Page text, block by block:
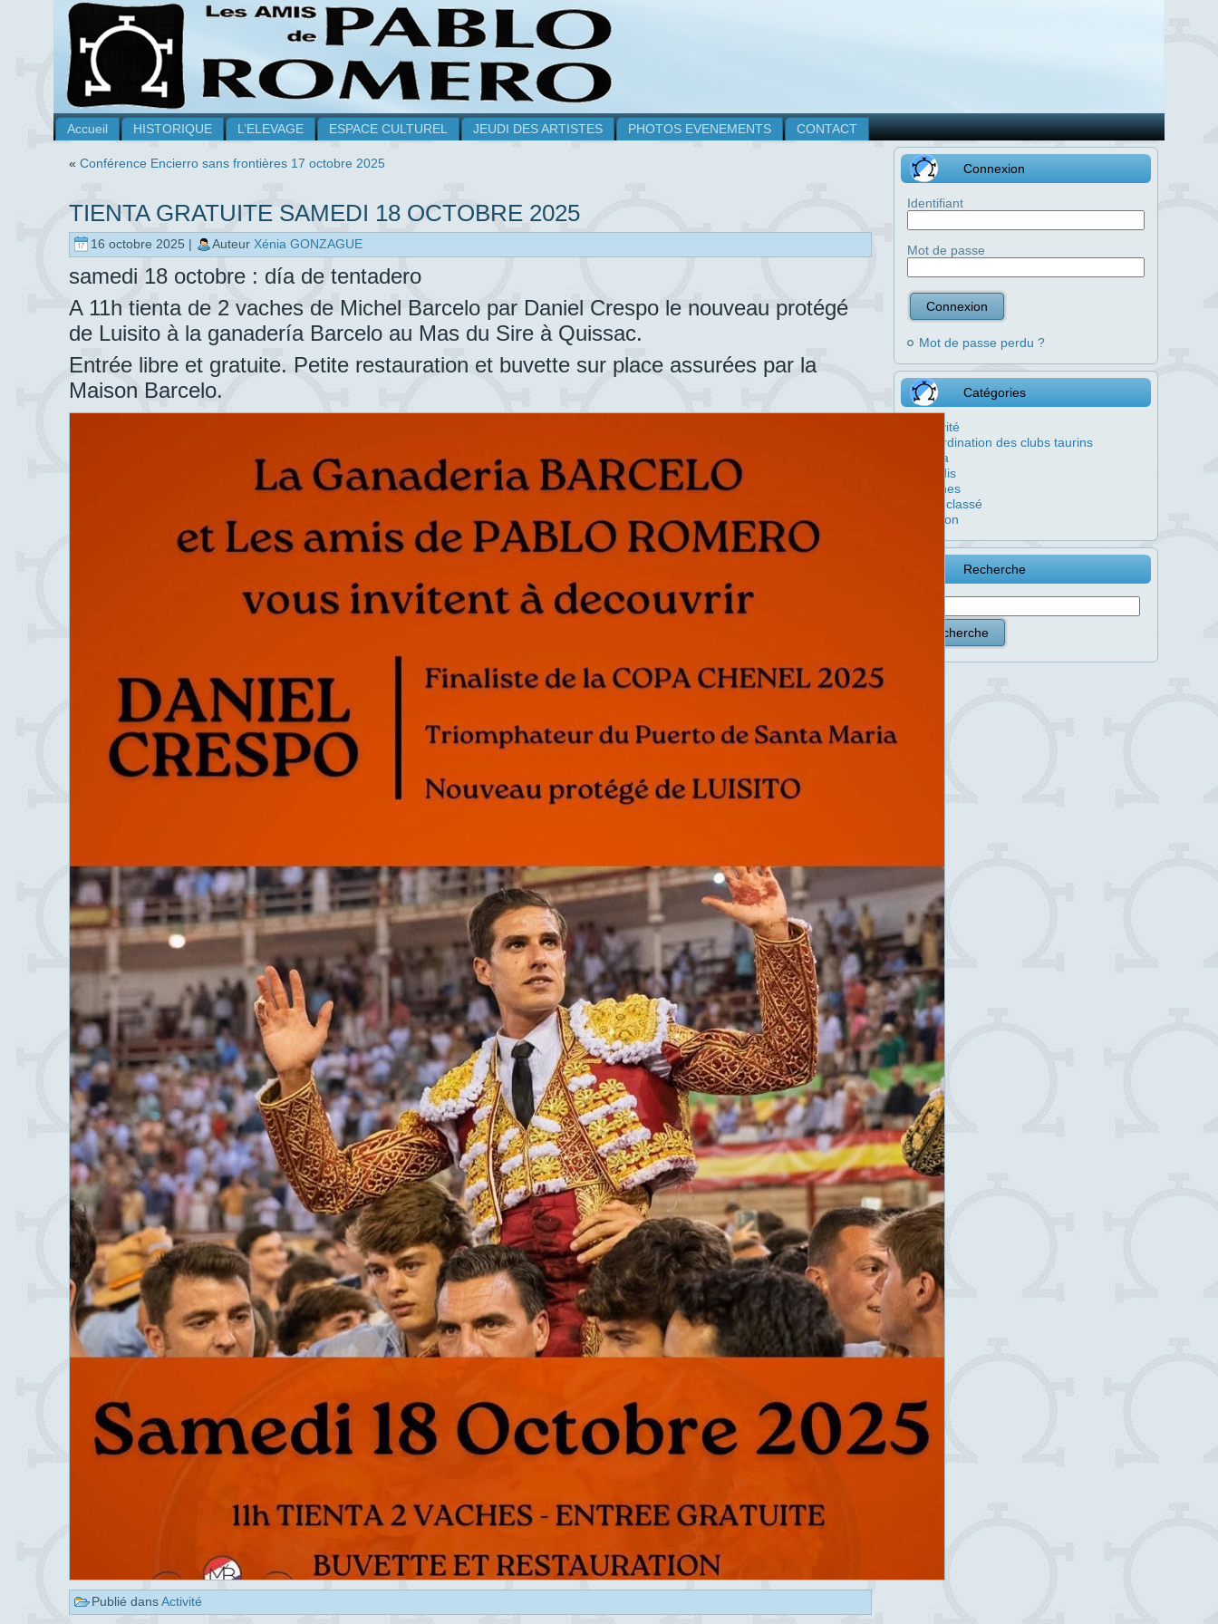
Accueil HISTORIQUE L’ELEVAGE ESPACE CULTUREL JEUDI DES ARTISTES PHOTOS EVENEMENTS CONTACT
« Conférence Encierro sans frontières 17 octobre 2025
TIENTA GRATUITE SAMEDI 18 OCTOBRE 2025
16 octobre 2025 | Auteur Xénia GONZAGUE
samedi 18 octobre : día de tentadero
A 11h tienta de 2 vaches de Michel Barcelo par Daniel Crespo le nouveau protégé
de Luisito à la ganadería Barcelo au Mas du Sire à Quissac.
Entrée libre et gratuite. Petite restauration et buvette sur place assurées par la
Maison Barcelo.
Publié dansActivité
Connexion
Identifiant
Mot de passe
Mot de passe perdu ?
Catégories
Activité
Coordination des clubs taurins
Feria
Jeudis
Jeunes
Non classé
Rincon
Recherche